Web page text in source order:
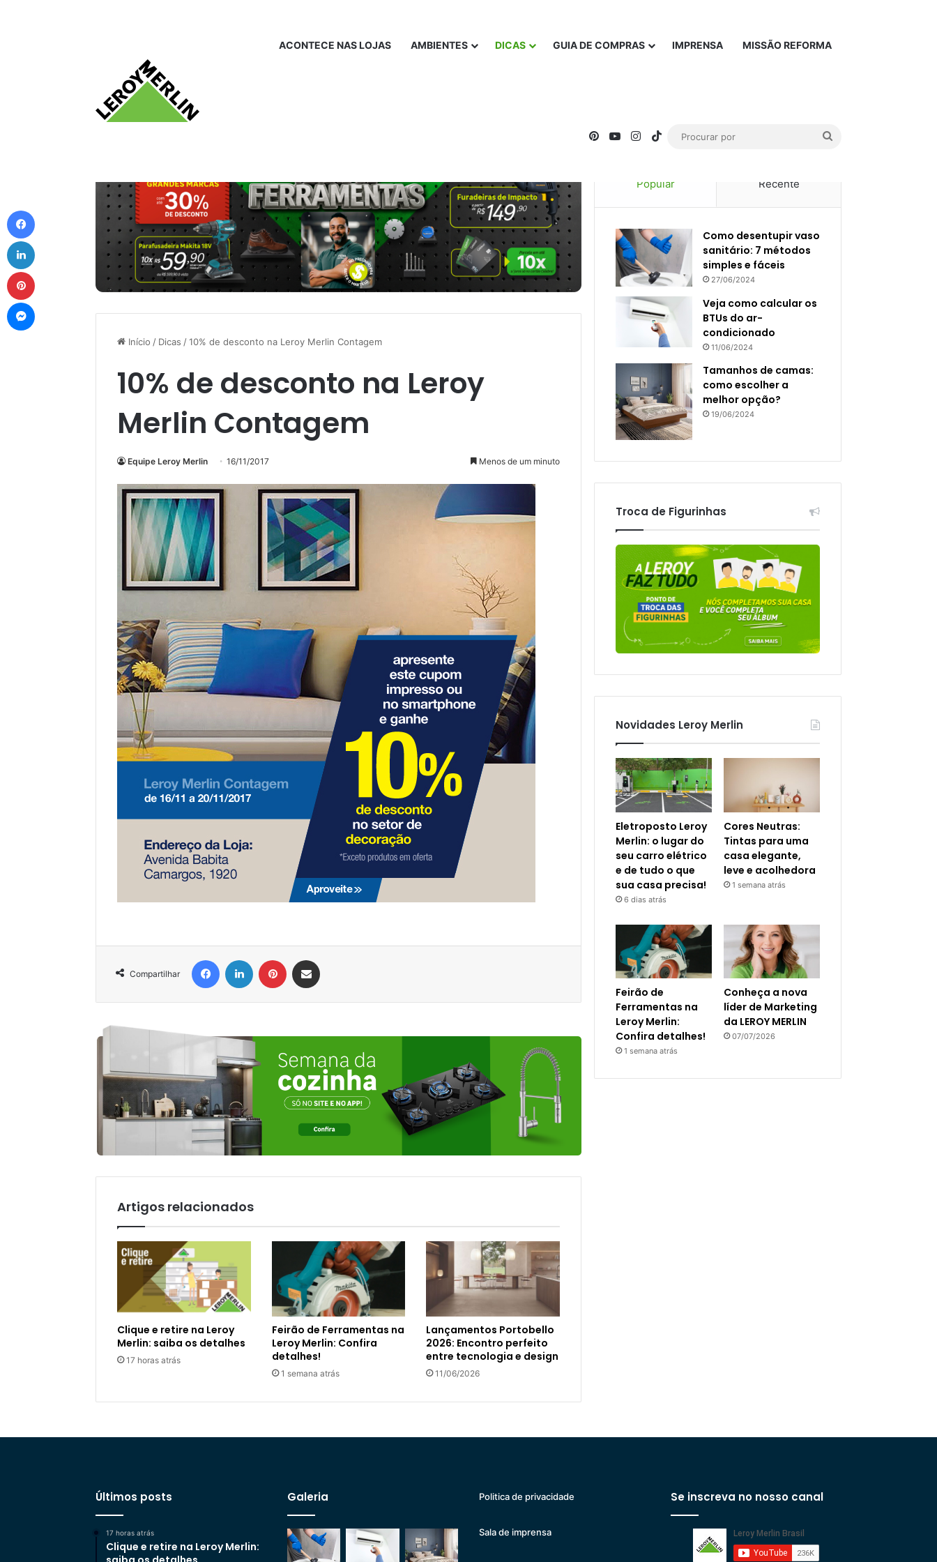
ACONTECE NAS LOJAS AMBIENTES DICAS GUIA DE COMPRAS IMPRENSA MISSÃO REFORMA
PinterestYouTubeInstagram
TikTok
Início / Dicas /10% de desconto na Leroy Merlin Contagem
10% de desconto na Leroy
Merlin Contagem
Equipe Leroy Merlin 16/11/2017 Menos de um minuto
Compartilhar
FacebookLinkedin Pinterest
Artigos relacionados
Clique e retire na Leroy
Merlin: saiba os detalhes
17 horas atrás
Feirão de Ferramentas na
Leroy Merlin: Confira
detalhes!
1 semana atrás
Lançamentos Portobello
2026: Encontro perfeito
entre tecnologia e design
11/06/2026
Popular Recente
Como desentupir vaso
sanitário: 7 métodos
simples e fáceis
27/06/2024
Veja como calcular os
BTUs do ar-
condicionado
11/06/2024
Tamanhos de camas:
como escolher a
melhor opção?
19/06/2024
Troca de Figurinhas
Novidades Leroy Merlin
Eletroposto Leroy
Merlin: o lugar do
seu carro elétrico
e de tudo o que
sua casa precisa!
6 dias atrás
Cores Neutras:
Tintas para uma
casa elegante,
leve e acolhedora
1 semana atrás
Feirão de
Ferramentas na
Leroy Merlin:
Confira detalhes!
1 semana atrás
Conheça a nova
líder de Marketing
da LEROY MERLIN
07/07/2026
Últimos posts
17 horas atrás
Clique e retire na Leroy Merlin:
Galeria Politica de privacidade
Sala de imprensa
Se inscreva no nosso canal